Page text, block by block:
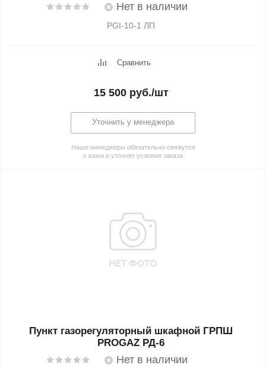
Нет в наличии
PGI-10-1 ЛП
Сравнить
15 500руб./шт
Уточнить у менеджера
Наши менеджеры обязательно свяжутся
с вами и уточнят условия заказа
Пункт газорегуляторный шкафной ГРПШ
PROGAZ РД-6
Нет в наличии